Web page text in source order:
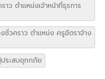
ว ตำแหน่งเจ้าหน้าที่ธุรการ
วคราว ตำแหน่ง ครูอัตราจ้าง
ระสบอุทกภัย